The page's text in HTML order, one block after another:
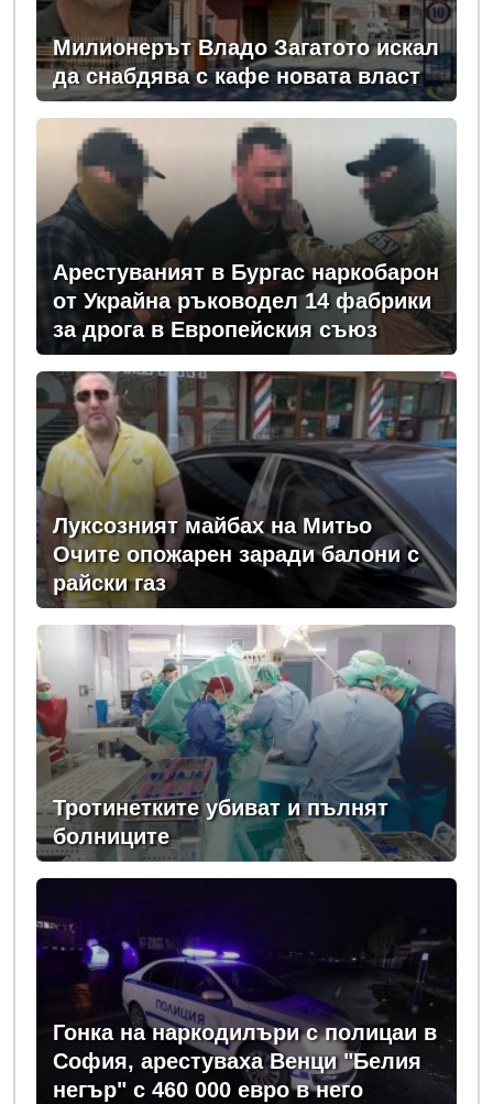
Милионерът Владо Загатото искал
да снабдява с кафе новата власт
Арестуваният в Бургас наркобарон
от Украйна ръководел 14 фабрики
за дрога в Европейския съюз
Луксозният майбах на Митьо
Очите опожарен заради балони с
райски газ
Тротинетките убиват и пълнят
болниците
Гонка на наркодилъри с полицаи в
София, арестуваха Венци "Белия
негър" с 460 000 евро в него